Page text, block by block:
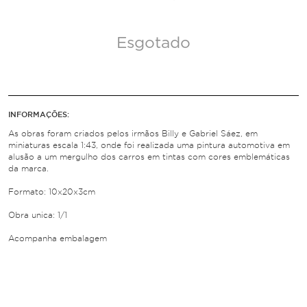
Esgotado
INFORMAÇÕES:
As obras foram criados pelos irmãos Billy e Gabriel Sáez, em
miniaturas escala 1:43, onde foi realizada uma pintura automotiva em
alusão a um mergulho dos carros em tintas com cores emblemáticas
da marca.
Formato: 10x20x3cm
Obra unica: 1/1
Acompanha embalagem